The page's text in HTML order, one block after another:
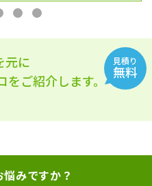
元に
をご紹介します。
見積り
無料
みですか？